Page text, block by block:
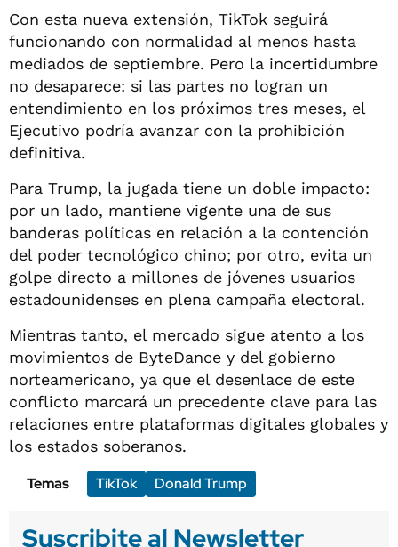
Con esta nueva extensión, TikTok seguirá
funcionando con normalidad al menos hasta
mediados de septiembre. Pero la incertidumbre
no desaparece: si las partes no logran un
entendimiento en los próximos tres meses, el
Ejecutivo podría avanzar con la prohibición
definitiva.
Para Trump, la jugada tiene un doble impacto:
por un lado, mantiene vigente una de sus
banderas políticas en relación a la contención
del poder tecnológico chino; por otro, evita un
golpe directo a millones de jóvenes usuarios
estadounidenses en plena campaña electoral.
Mientras tanto, el mercado sigue atento a los
movimientos de ByteDance y del gobierno
norteamericano, ya que el desenlace de este
conflicto marcará un precedente clave para las
relaciones entre plataformas digitales globales y
los estados soberanos.
Temas
TikTok Donald Trump
Suscribite al Newsletter